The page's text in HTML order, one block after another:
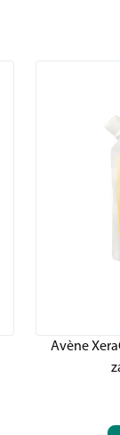
Avène